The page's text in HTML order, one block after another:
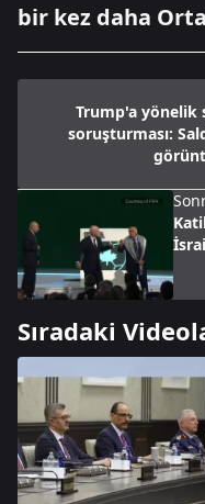
bir kez daha
Trump'a yönelik
soruşturması:
Sıradaki